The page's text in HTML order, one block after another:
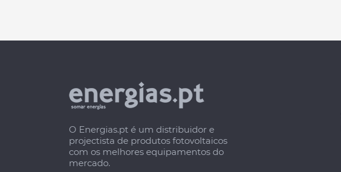
O Energias.pt é um distribuidor e
projectista de produtos fotovoltaicos
com os melhores equipamentos do
mercado.